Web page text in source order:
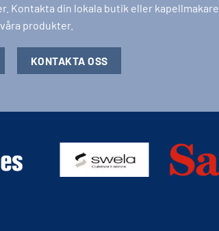
Kontakta din lokala butik eller kapellmakare
produkter.
KONTAKTA OSS